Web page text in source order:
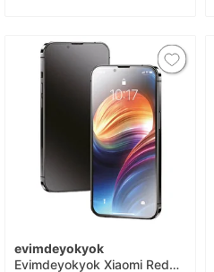
evimdeyokyok
Evimdeyokyok Xiaomi Redmi